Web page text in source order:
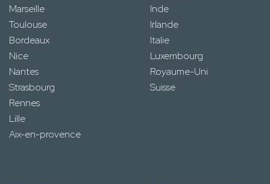
Marseille
Toulouse
Bordeaux
Nice
Nantes
Strasbourg
Rennes
Lille
Aix-en-provence
Inde
Irlande
Italie
Luxembourg
Royaume-Uni
Suisse